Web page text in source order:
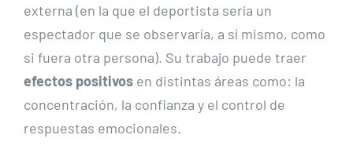
externa (en la que el deportista sería un
espectador que se observaría, a sí mismo, como
si fuera otra persona). Su trabajo puede traer
efectos positivos en distintas áreas como: la
concentración, la confianza y el control de
respuestas emocionales.